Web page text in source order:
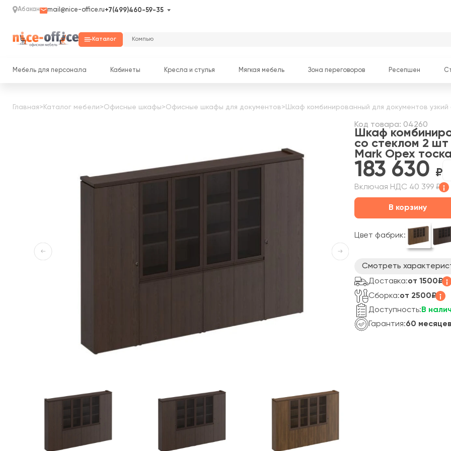
Абакан mail@nice-office.ru+7(499)460-59-35
Каталог
Мебель для персонала Кабинеты Кресла и стулья Мягкая мебель Зона переговоров Ресепшен
Главная> Каталог мебели>Офисные шкафы>Офисные шкафы для документов> Шкаф комбинированный для документов
Код товара: 04260
Шкаф
со стеклом 2
Mark Орех
183 630
Включая НДС 40 399 ₽
В корзину
Цвет фабрик:
Смотреть
Доставка:от 1500₽
Сборка:от 2500₽
Доступность: В
Гарантия:60 месяцев